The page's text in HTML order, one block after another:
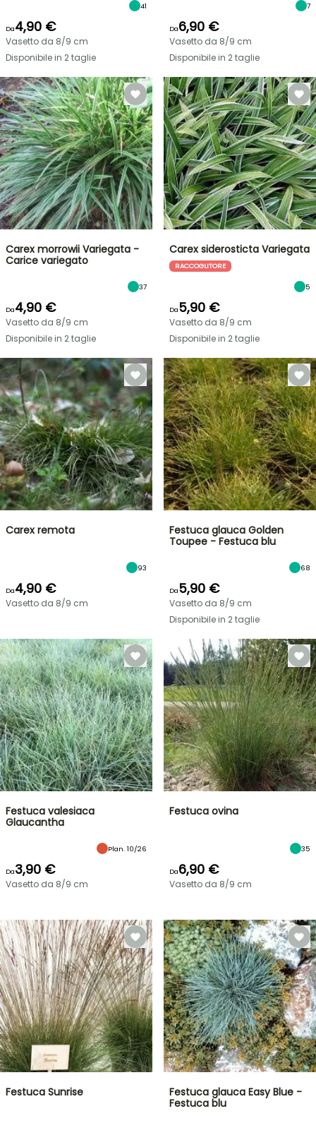
41
Da4,90 €
Vasetto da 8/9 cm
Disponibile in 2 taglie
7
Da6,90 €
Vasetto da 8/9 cm
Disponibile in 2 taglie
Carex morrowii Variegata -
Carice variegato
37
Da4,90 €
Vasetto da 8/9 cm
Disponibile in 2 taglie
Carex siderosticta Variegata
RACCOGLITORE
5
Da5,90 €
Vasetto da 8/9 cm
Disponibile in 2 taglie
Carex remota
93
Da4,90 €
Vasetto da 8/9 cm
Festuca glauca Golden
Toupee - Festuca blu
68
Da5,90 €
Vasetto da 8/9 cm
Disponibile in 2 taglie
Festuca valesiaca
Glaucantha
Plan. 10/26
Da3,90 €
Vasetto da 8/9 cm
Festuca ovina
35
Da6,90 €
Vasetto da 8/9 cm
Festuca Sunrise
Festuca glauca Easy Blue -
Festuca blu